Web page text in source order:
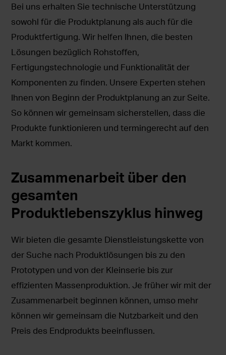
Bei uns erhalten Sie technische Unterstützung
sowohl für die Produktplanung als auch für die
Produktfertigung. Wir helfen Ihnen, die besten
Lösungen bezüglich Rohstoffen,
Fertigungstechnologie und Funktionalität der
Komponenten zu finden. Unsere Experten stehen
Ihnen von Beginn der Produktplanung an zur Seite.
So können wir gemeinsam sicherstellen, dass die
Produkte funktionieren und termingerecht auf den
Markt kommen.
Zusammenarbeit über den
gesamten
Produktlebenszyklus hinweg
Wir bieten die gesamte Dienstleistungskette von
der Suche nach Produktlösungen bis zu den
Prototypen und von der Kleinserie bis zur
effizienten Massenproduktion. Je früher wir mit der
Zusammenarbeit beginnen können, umso mehr
können wir gemeinsam die Nutzbarkeit und den
Preis des Endprodukts beeinflussen.